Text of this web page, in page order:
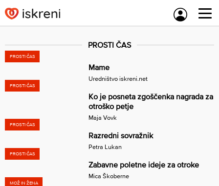
to
content
PROSTI ČAS
PROSTI ČAS
Mame
Uredništvo iskreni.net
PROSTI ČAS
Ko je posneta zgoščenka nagrada za
otroško petje
Maja Vovk
PROSTI ČAS
Razredni sovražnik
Petra Lukan
PROSTI ČAS
Zabavne poletne ideje za otroke
Mica Škoberne
MOŽ IN ŽENA